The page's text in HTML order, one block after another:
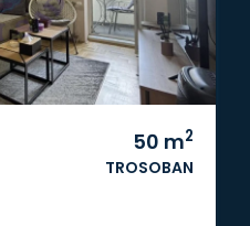
50 m2
TROSOBAN